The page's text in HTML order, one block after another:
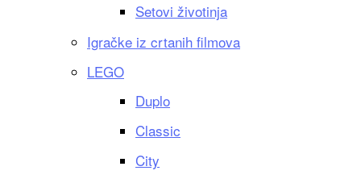
Setovi životinja
Igračke iz crtanih filmova
LEGO
Duplo
Classic
City